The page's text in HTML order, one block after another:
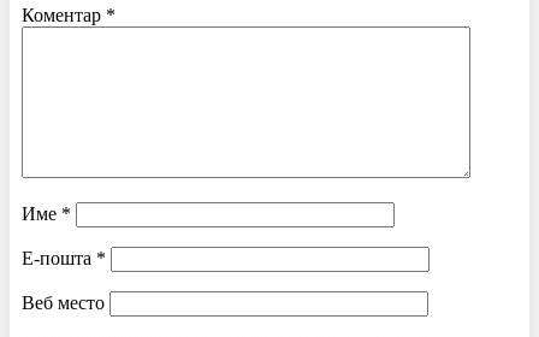
Коментар *
Име *
Е-пошта *
Веб место